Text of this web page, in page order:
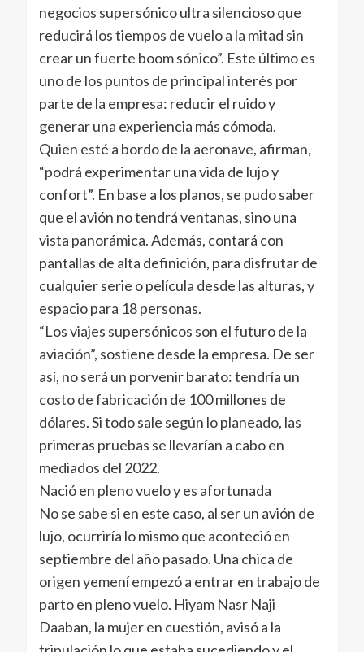
negocios supersónico ultra silencioso que
reducirá los tiempos de vuelo a la mitad sin
crear un fuerte boom sónico”. Este último es
uno de los puntos de principal interés por
parte de la empresa: reducir el ruido y
generar una experiencia más cómoda.
Quien esté a bordo de la aeronave, afirman,
“podrá experimentar una vida de lujo y
confort”. En base a los planos, se pudo saber
que el avión no tendrá ventanas, sino una
vista panorámica. Además, contará con
pantallas de alta definición, para disfrutar de
cualquier serie o película desde las alturas, y
espacio para 18 personas.
“Los viajes supersónicos son el futuro de la
aviación”, sostiene desde la empresa. De ser
así, no será un porvenir barato: tendría un
costo de fabricación de 100 millones de
dólares. Si todo sale según lo planeado, las
primeras pruebas se llevarían a cabo en
mediados del 2022.
Nació en pleno vuelo y es afortunada
No se sabe si en este caso, al ser un avión de
lujo, ocurriría lo mismo que aconteció en
septiembre del año pasado. Una chica de
origen yemení empezó a entrar en trabajo de
parto en pleno vuelo. Hiyam Nasr Naji
Daaban, la mujer en cuestión, avisó a la